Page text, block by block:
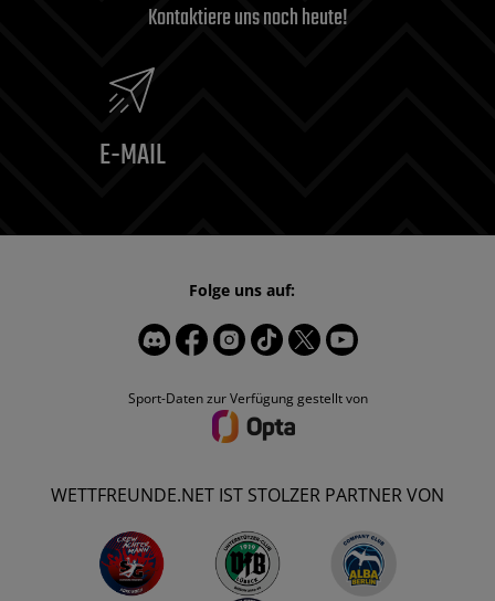
Kontaktiere uns noch heute!
E-MAIL
Sport-Daten zur Verfügung gestellt von
Folge uns auf:
WETTFREUNDE.NET IST STOLZER PARTNER VON